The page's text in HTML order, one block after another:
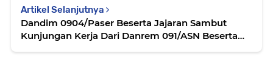
Artikel Selanjutnya
Dandim 0904/Paser Beserta Jajaran Sambut
Kunjungan Kerja Dari Danrem 091/ASN Beserta